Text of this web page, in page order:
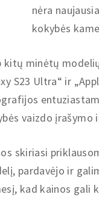
nėra
kokybės
kitų minėtų
S23 Ultra“ ir
vaizdo
skiriasi
pardavėjo ir
kad kainos gali